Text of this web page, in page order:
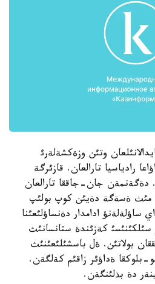
وتئن وزةكشةلةرئ
رادياسيا تارالعان. قازئرگة
دةگةنمةن جان-جاققا تارالعان
مئث ةسةگة دةيئن كوپ بولئپ
ساؤلةلةنؤ ادامدار دةنساؤلئعئنا
سئلكئنئسئ كةزئندة ستانسانئث
بولاتئن. ةل باسشئلئعئنئث
بلوكقا ةداؤئر زاقئم كةلگةن.
دة بذلئنگةن.